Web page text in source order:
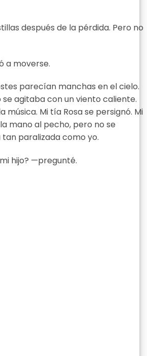
después de la pérdida. Pero no
a moverse.
parecían manchas en el cielo.
se agitaba con un viento caliente.
música. Mi tía Rosa se persignó. Mi
mano al pecho, pero no se
paralizada como yo.
hijo? —pregunté.